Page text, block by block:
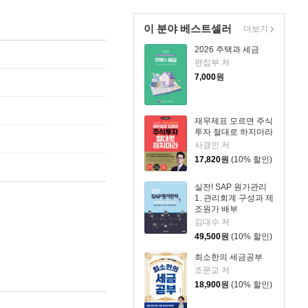
이 분야 베스트셀러
2026 주택과 세금
편집부 저
7,000원
재무제표 모르면 주식
투자 절대로 하지마라
사경인 저
17,820원 (10% 할인)
실전! SAP 원가관리
1. 관리회계 구성과 제
조원가 배부
김대수 저
49,500원 (10% 할인)
최소한의 세금공부
조문교 저
18,900원 (10% 할인)
더보기